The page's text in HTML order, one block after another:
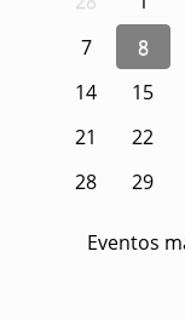
7
8
14
15
21
22
28
29
Eventos